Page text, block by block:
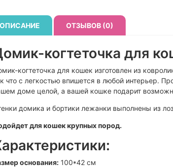
ОПИСАНИЕ ОТЗЫВОВ (0)
когтеточка для
когтеточка для кошек изготовлен из
что с легкостью впишется в любой интерьер.
доме целой, а вашей кошке подарит
домика и бортики лежанки выполнены из
для кошек крупных пород.
основания: 100*42 см